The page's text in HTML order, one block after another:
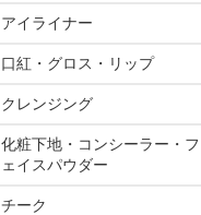
アイライナー
口紅・グロス・リップ
クレンジング
化粧下地・コンシーラー・フ
ェイスパウダー
チーク